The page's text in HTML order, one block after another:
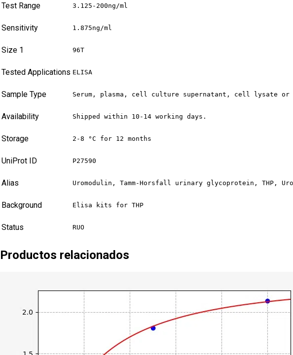
Test Range 3.125-200ng/ml
Sensitivity 1.875ng/ml
Size 1 96T
Tested Applications ELISA
Sample Type Serum, plasma, cell culture supernatant, cell lysate
Availability Shipped within 10-14 working days.
Storage 2-8 °C for 12 months
UniProt ID P27590
Alias Uromodulin, Tamm-Horsfall urinary glycoprotein, THP,
Background Elisa kits for THP
Status RUO
Productos relacionados